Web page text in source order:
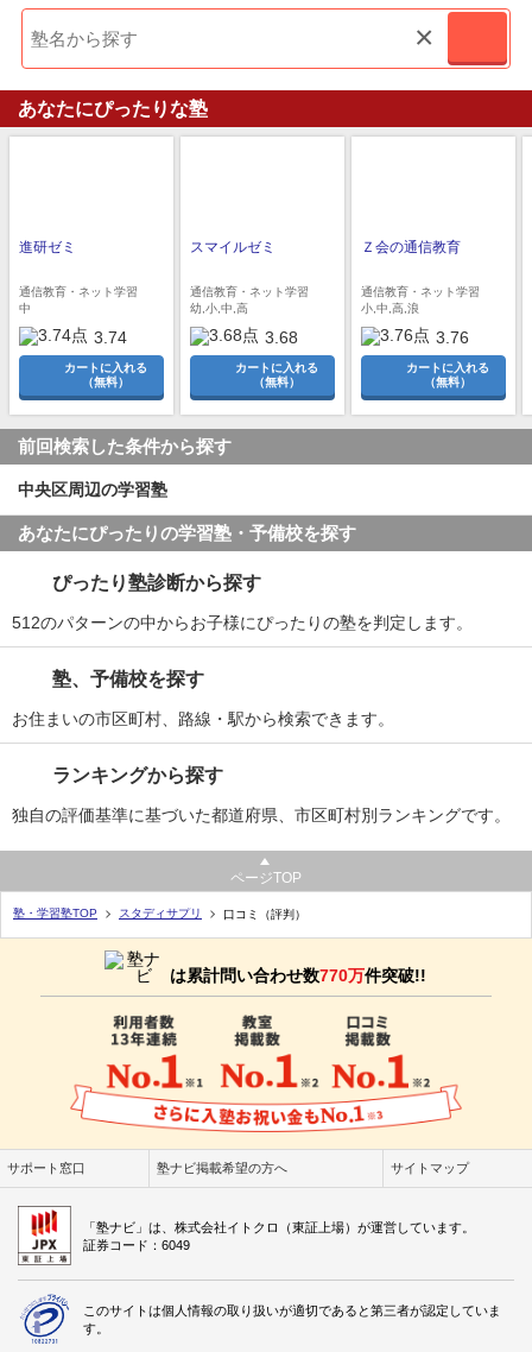
易しい 平均 難しい
演習問題の量
×
あなたにぴったりな塾
進研ゼミ
通信教育・ネット学習
中
3.74
カートに入れる
（無料）
スマイルゼミ
通信教育・ネット学習
幼,小,中,高
3.68
カートに入れる
（無料）
Ｚ会の通信教育
通信教育・ネット学習
小,中,高,浪
3.76
カートに入れる
（無料）
前回検索した条件から探す
中央区周辺の学習塾
あなたにぴったりの学習塾・予備校を探す
ぴったり塾診断から探す
512のパターンの中からお子様にぴったりの塾を判定します。
塾、予備校を探す
お住まいの市区町村、路線・駅から検索できます。
ランキングから探す
独自の評価基準に基づいた都道府県、市区町村別ランキングです。
ページTOP
塾・学習塾TOP スタディサプリ 口コミ（評判）
は累計問い合わせ数770万件突破!!
サポート窓口 塾ナビ掲載希望の方へ サイトマップ
「塾ナビ」は、株式会社イトクロ（東証上場）が運営しています。
証券コード：6049
このサイトは個人情報の取り扱いが適切であると第三者が認定していま
す。